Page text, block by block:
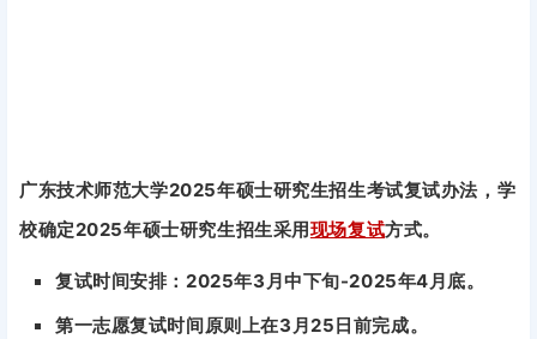
广东技术师范大学2025年硕士研究生招生考试复试办法，学
校确定2025年硕士研究生招生采用现场复试方式。
复试时间安排：2025年3月中下旬-2025年4月底。
第一志愿复试时间原则上在3月25日前完成。